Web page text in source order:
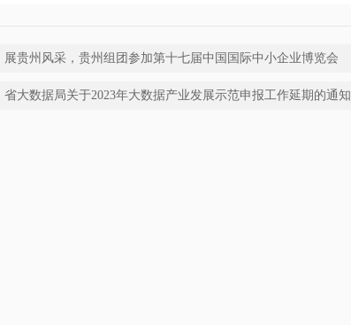
展贵州风采，贵州组团参加第十七届中国国际中小企业博览会
省大数据局关于2023年大数据产业发展示范申报工作延期的通知